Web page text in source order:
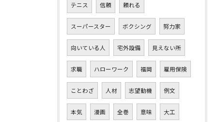
テニス 信頼 頼れる
スーパースター ボクシング 努力家
向いている人 宅外設備 見えない所
求職 ハローワーク 福岡 雇用保険
ことわざ 人材 志望動機 例文
本気 漫画 全巻 意味 大工